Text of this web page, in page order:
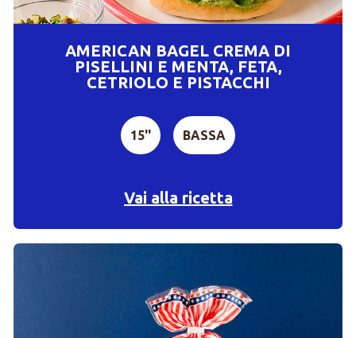
AMERICAN BAGEL CREMA DI
PISELLINI E MENTA, FETA,
CETRIOLO E PISTACCHI
15'' BASSA
Vai alla ricetta